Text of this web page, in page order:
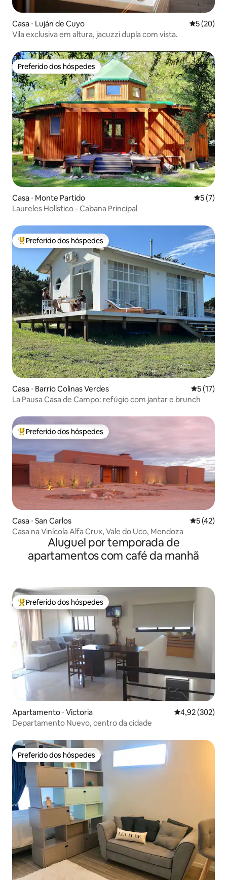
Casa ⋅ Luján de Cuyo 5 de uma
5 (20)
Vila exclusiva em altura, jacuzzi dupla com vista.
Preferido dos hóspedes
Preferido dos hóspedes
Casa ⋅ Monte Partido 5 de
5 (7)
Laureles Holístico - Cabana Principal
Entre os melhores preferidos dos hóspedes
Preferido dos hóspedes
Casa ⋅ Barrio Colinas Verdes 5 de uma
5 (17)
La Pausa Casa de Campo: refúgio com jantar e brunch
Entre os melhores preferidos dos hóspedes
Preferido dos hóspedes
Casa ⋅ San Carlos 5 de uma
5 (42)
Casa na Vinícola Alfa Crux, Vale do Uco, Mendoza
Aluguel por temporada de
apartamentos com café da manhã
Entre os melhores preferidos dos hóspedes
Preferido dos hóspedes
Apartamento ⋅ Victoria 4,92 de uma
4,92 (302)
Departamento Nuevo, centro da cidade
Preferido dos hóspedes
Preferido dos hóspedes